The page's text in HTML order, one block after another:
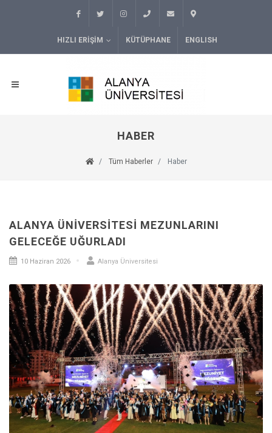
HIZLI ERIŞIM KÜTÜPHANE ENGLISH
HABER
Tüm Haberler Haber
ALANYA ÜNIVERSITESI MEZUNLARINI
GELECEĞE UĞURLADI
10 Haziran 2026 Alanya Üniversitesi